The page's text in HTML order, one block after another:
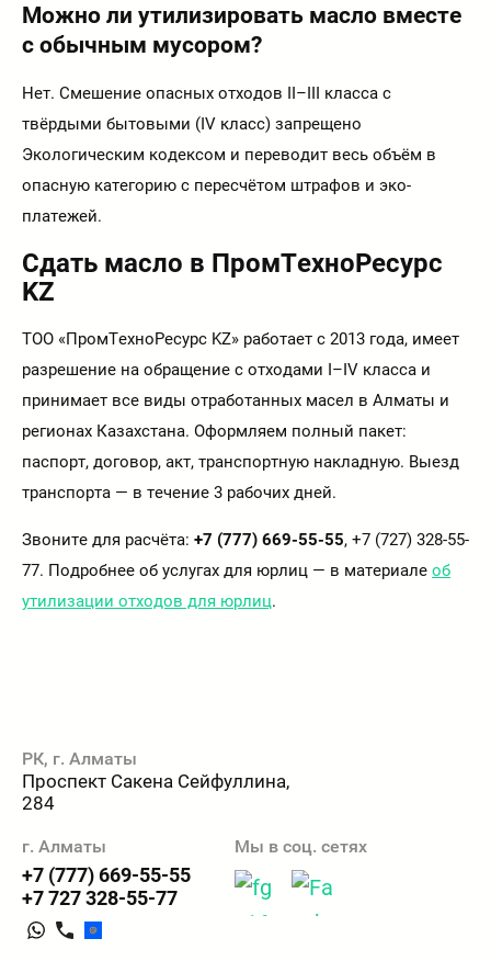
Можно ли утилизировать масло вместе
с обычным мусором?
Нет. Смешение опасных отходов II–III класса с
твёрдыми бытовыми (IV класс) запрещено
Экологическим кодексом и переводит весь объём в
опасную категорию с пересчётом штрафов и эко-
платежей.
Сдать масло в ПромТехноРесурс
KZ
ТОО «ПромТехноРесурс KZ» работает с 2013 года, имеет
разрешение на обращение с отходами I–IV класса и
принимает все виды отработанных масел в Алматы и
регионах Казахстана. Оформляем полный пакет:
паспорт, договор, акт, транспортную накладную. Выезд
транспорта — в течение 3 рабочих дней.
Звоните для расчёта: +7 (777) 669-55-55, +7 (727) 328-55-
77. Подробнее об услугах для юрлиц — в материале об
утилизации отходов для юрлиц.
РК, г. Алматы
Проспект Сакена Сейфуллина,
284
г. Алматы
+7 (777) 669-55-55
+7 727 328-55-77
Мы в соц. сетях